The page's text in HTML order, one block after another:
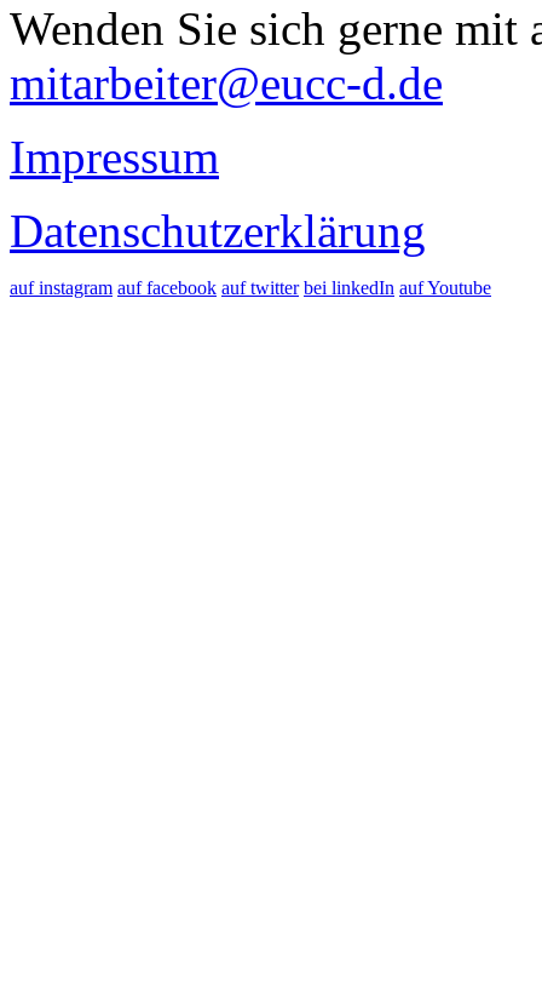
Wenden Sie sich gerne mit
mitarbeiter@eucc-d.de
Impressum
Datenschutzerklärung
auf instagram auf facebook auf twitter bei linkedIn auf Youtube